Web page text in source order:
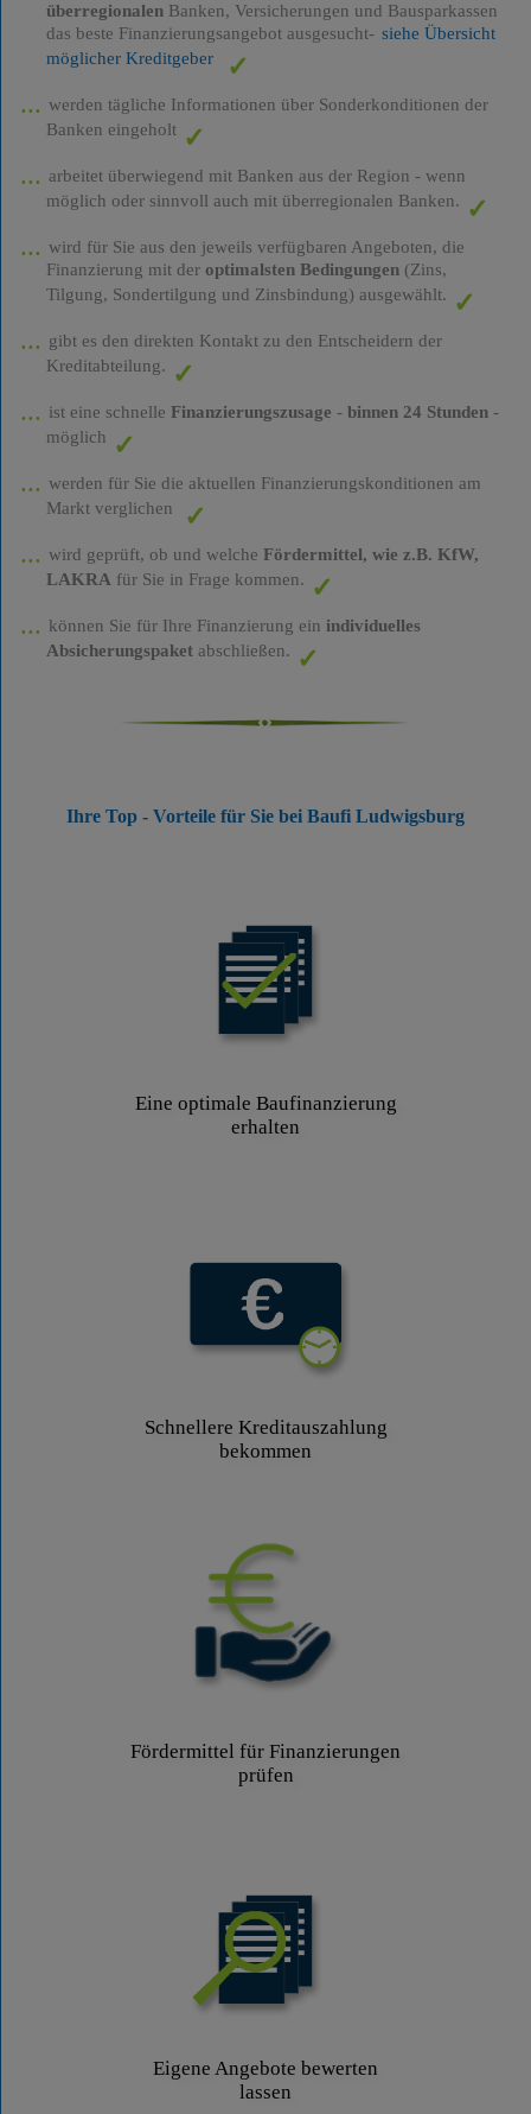
überregionalenBanken, Versicherungen und Bausparkassen
das beste Finanzierungsangebot ausgesucht- siehe Übersicht
möglicher Kreditgeber
werden tägliche Informationen über Sonderkonditionen der
Banken eingeholt
arbeitet überwiegend mit Banken aus der Region - wenn
möglich oder sinnvoll auch mit überregionalen Banken.
wird für Sie aus den jeweils verfügbaren Angeboten, die
Finanzierung mit der optimalsten Bedingungen(Zins,
Tilgung, Sondertilgung und Zinsbindung) ausgewählt.
gibt es den direkten Kontakt zu den Entscheidern der
Kreditabteilung.
ist eine schnelle Finanzierungszusage - binnen 24 Stunden-
möglich
werden für Sie die aktuellen Finanzierungskonditionen am
Markt verglichen
wird geprüft, ob und welche Fördermittel, wie z.B. KfW,
LAKRA für Sie in Frage kommen.
können Sie für Ihre Finanzierung ein individuelles
Absicherungspaketabschließen.
Ihre Top - Vorteile für Sie bei Baufi Ludwigsburg
Eine optimale Baufinanzierung
erhalten
Schnellere Kreditauszahlung
bekommen
Fördermittel für Finanzierungen
prüfen
Eigene Angebote bewerten
lassen